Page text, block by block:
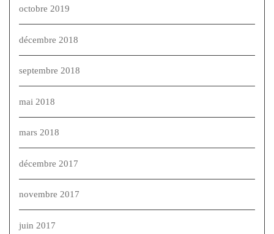
octobre 2019
décembre 2018
septembre 2018
mai 2018
mars 2018
décembre 2017
novembre 2017
juin 2017